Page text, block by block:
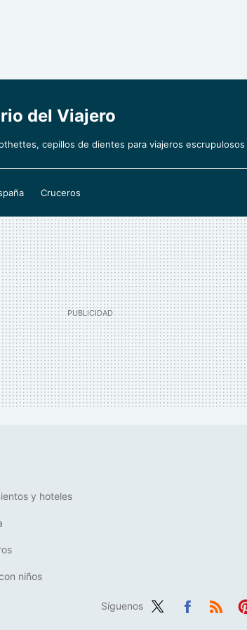
del Viajero
cepillos de dientes para viajeros escrupulosos
Cruceros
Síguenos
y hoteles
niños